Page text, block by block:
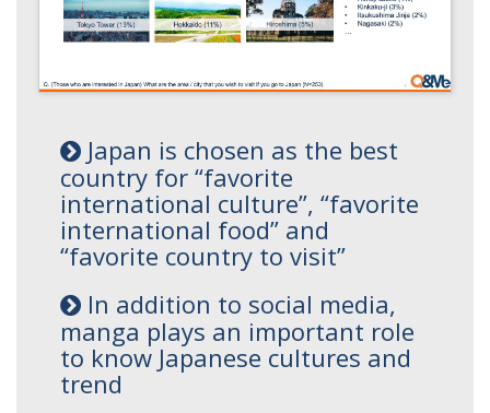
Japan is chosen as the best
country for “favorite
international culture”, “favorite
international food” and
“favorite country to visit”
In addition to social media,
manga plays an important role
to know Japanese cultures and
trend